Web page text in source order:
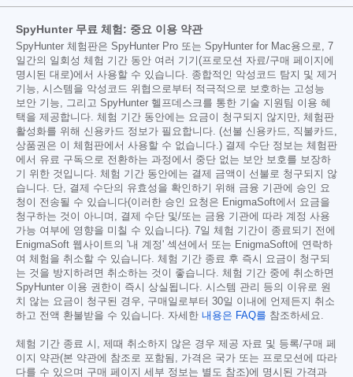
SpyHunter 무료 체험: 중요 이용 약관
SpyHunter 체험판은 SpyHunter Pro 또는 SpyHunter for Mac용으로, 7
일간의 일회성 체험 기간 동안 여러 기기(프로모션 자료/구매 페이지에
명시된 대로)에서 사용할 수 있습니다. 종합적인 악성코드 탐지 및 제거
기능, 시스템을 악성코드 위협으로부터 적극적으로 보호하는 고성능
보안 기능, 그리고 SpyHunter 헬프데스크를 통한 기술 지원팀 이용 혜
택을 제공합니다. 체험 기간 동안에는 요금이 청구되지 않지만, 체험판
활성화를 위해 신용카드 정보가 필요합니다. (선불 신용카드, 직불카드,
상품권은 이 체험판에서 사용할 수 없습니다.) 결제 수단 정보는 체험판
에서 유료 구독으로 전환하는 과정에서 중단 없는 보안 보호를 보장하
기 위한 것입니다. 체험 기간 동안에는 결제 금액이 선불로 청구되지 않
습니다. 단, 결제 수단의 유효성을 확인하기 위해 금융 기관에 승인 요
청이 전송될 수 있습니다(이러한 승인 요청은 EnigmaSoft에서 요금을
청구하는 것이 아니며, 결제 수단 및/또는 금융 기관에 따라 계정 사용
가능 여부에 영향을 미칠 수 있습니다). 7일 체험 기간이 종료되기 전에
EnigmaSoft 웹사이트의 '내 계정' 섹션에서 또는 EnigmaSoft에 연락하
여 체험을 취소할 수 있습니다. 체험 기간 종료 후 즉시 요금이 청구되
는 것을 방지하려면 취소하는 것이 좋습니다. 체험 기간 중에 취소하면
SpyHunter 이용 권한이 즉시 상실됩니다. 시스템 관리 등의 이유로 원
치 않는 요금이 청구된 경우, 구매일로부터 30일 이내에 언제든지 취소
하고 전액 환불받을 수 있습니다. 자세한 내용은 FAQ를 참조하세요.
체험 기간 종료 시, 제때 취소하지 않은 경우 제공 자료 및 등록/구매 페
이지 약관(본 약관에 참조로 포함됨, 가격은 국가 또는 프로모션에 따라
다를 수 있으며 구매 페이지 세부 정보는 별도 참조)에 명시된 가격과